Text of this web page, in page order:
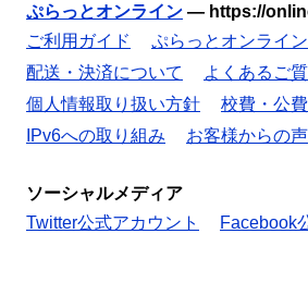
ぷらっとオンライン — https://
ご利用ガイド
ぷらっとオンライ
配送・決済について
よくあるご
個人情報取り扱い方針
校費・公
IPv6への取り組み
お客様からの声
ソーシャルメディア
Twitter公式アカウント
Facebook